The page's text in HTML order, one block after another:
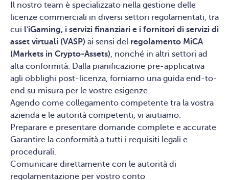
Il nostro team è specializzato nella gestione delle
licenze commerciali in diversi settori regolamentati, tra
cui l'iGaming, i servizi finanziari e i fornitori di servizi di
asset virtuali (VASP) ai sensi del regolamento MiCA
(Markets in Crypto-Assets), nonché in altri settori ad
alta conformità. Dalla pianificazione pre-applicativa
agli obblighi post-licenza, forniamo una guida end-to-
end su misura per le vostre esigenze.
Agendo come collegamento competente tra la vostra
azienda e le autorità competenti, vi aiutiamo:
Preparare e presentare domande complete e accurate
Garantire la conformità a tutti i requisiti legali e
procedurali.
Comunicare direttamente con le autorità di
regolamentazione per vostro conto